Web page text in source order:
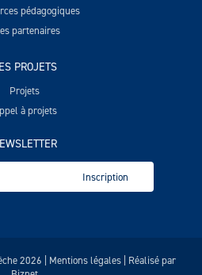
pédagogiques
partenaires
PROJETS
Projets
à projets
2026 | Mentions légales | Réalisé par